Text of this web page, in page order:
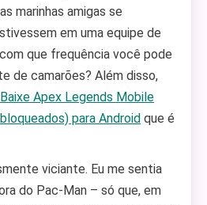
marinhas amigas se
em uma equipe de
que frequência você pode
de camarões? Além disso,
Baixe Apex Legends Mobile
para Android que é
viciante. Eu me sentia
do Pac-Man – só que, em